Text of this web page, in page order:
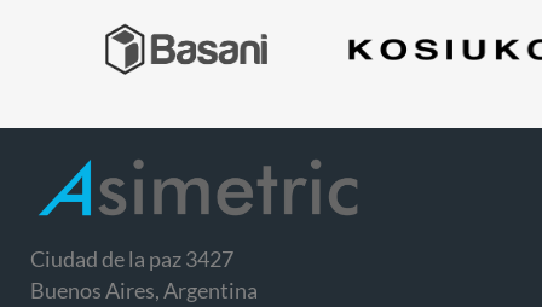
Ciudad de la paz 3427
Buenos Aires, Argentina